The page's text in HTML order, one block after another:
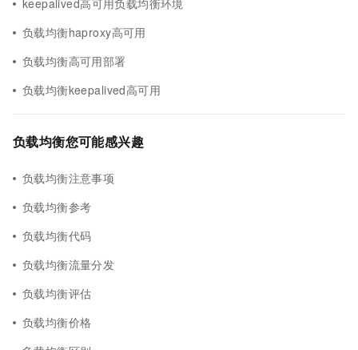
keepalived高可用负载均衡环境
负载均衡haproxy高可用
负载均衡高可用部署
负载均衡keepalived高可用
负载均衡您可能感兴趣
负载均衡注意事项
负载均衡参考
负载均衡代码
负载均衡流量分发
负载均衡评估
负载均衡价格